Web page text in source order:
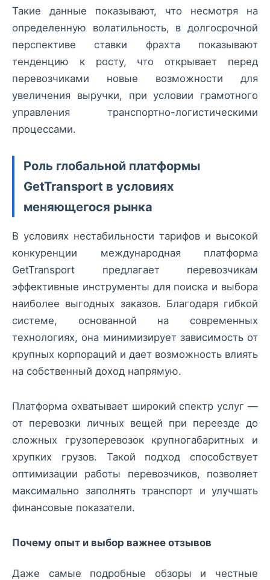
Такие данные показывают, что несмотря на
определенную волатильность, в долгосрочной
перспективе ставки фрахта показывают
тенденцию к росту, что открывает перед
перевозчиками новые возможности для
увеличения выручки, при условии грамотного
управления транспортно-логистическими
процессами.
Роль глобальной платформы
GetTransport в условиях
меняющегося рынка
В условиях нестабильности тарифов и высокой
конкуренции международная платформа
GetTransport предлагает перевозчикам
эффективные инструменты для поиска и выбора
наиболее выгодных заказов. Благодаря гибкой
системе, основанной на современных
технологиях, она минимизирует зависимость от
крупных корпораций и дает возможность влиять
на собственный доход напрямую.
Платформа охватывает широкий спектр услуг —
от перевозки личных вещей при переезде до
сложных грузоперевозок крупногабаритных и
хрупких грузов. Такой подход способствует
оптимизации работы перевозчиков, позволяет
максимально заполнять транспорт и улучшать
финансовые показатели.
Почему опыт и выбор важнее отзывов
Даже самые подробные обзоры и честные